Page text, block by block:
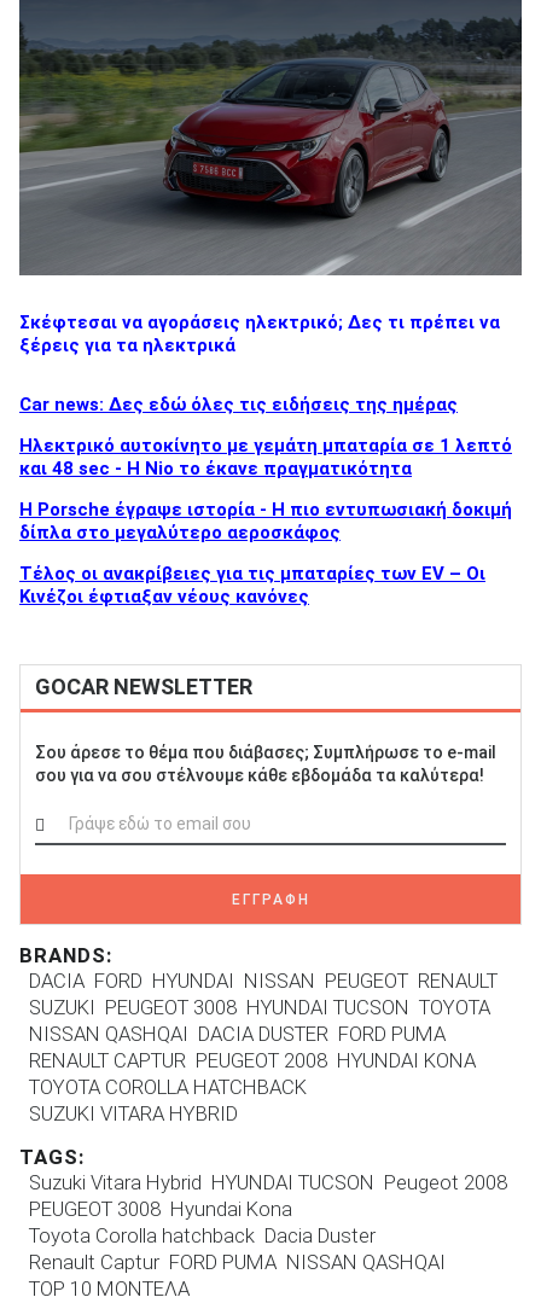
Σκέφτεσαι να αγοράσεις ηλεκτρικό; Δες τι πρέπει να
ξέρεις για τα ηλεκτρικά
Car news: Δες εδώ όλες τις ειδήσεις της ημέρας
Ηλεκτρικό αυτοκίνητο με γεμάτη μπαταρία σε 1 λεπτό
και 48 sec - Η Nio το έκανε πραγματικότητα
H Porsche έγραψε ιστορία - H πιο εντυπωσιακή δοκιμή
δίπλα στο μεγαλύτερο αεροσκάφος
Τέλος οι ανακρίβειες για τις μπαταρίες των EV – Οι
Κινέζοι έφτιαξαν νέους κανόνες
GOCAR NEWSLETTER
Σου άρεσε το θέμα που διάβασες; Συμπλήρωσε το e-mail
σου για να σου στέλνουμε κάθε εβδομάδα τα καλύτερα!
ΕΓΓΡΑΦΗ
BRANDS:
DACIA FORD HYUNDAI NISSAN PEUGEOT RENAULT
SUZUKI PEUGEOT 3008 HYUNDAI TUCSON TOYOTA
NISSAN QASHQAI DACIA DUSTER FORD PUMA
RENAULT CAPTUR PEUGEOT 2008 HYUNDAI KONA
TOYOTA COROLLA HATCHBACK
SUZUKI VITARA HYBRID
TAGS:
Suzuki Vitara Hybrid HYUNDAI TUCSON Peugeot 2008
PEUGEOT 3008 Hyundai Kona
Toyota Corolla hatchback Dacia Duster
Renault Captur FORD PUMA NISSAN QASHQAI
TOP 10 ΜΟΝΤΕΛΑ